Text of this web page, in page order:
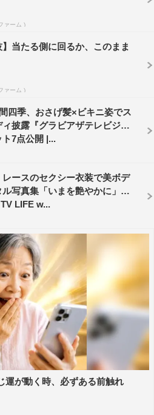
ァーム )
】当たる側に回るか、このまま
ァーム )
四季、おさげ髪×ビキニ姿でス
ィ披露『グラビアザテレビジョ
7点公開 |...
ースのセクシー衣装で美ボデ
写真集「いまを艶やかに」誌
LIFE w...
運が動く時、必ずある前触れ